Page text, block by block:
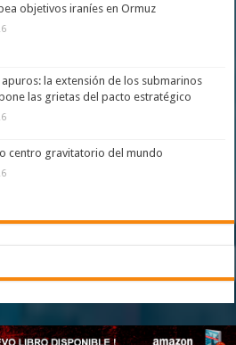
objetivos iraníes en Ormuz
apuros: la extensión de los submarinos
las grietas del pacto estratégico
centro gravitatorio del mundo